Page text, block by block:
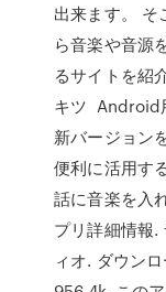
出来ます。 そ
ら音楽や音源
るサイトを紹
キツ Android
新バージョン
便利に活用す
話に音楽を入
プリ詳細情報.
ィオ. ダウン